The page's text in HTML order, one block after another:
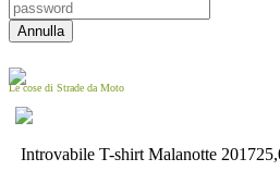
Le cose di Strade da Moto
Introvabile T-shirt Malanotte 2017